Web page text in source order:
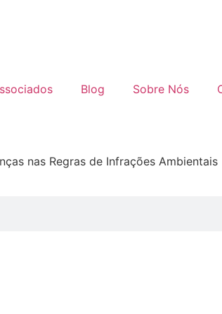
Blog Sobre Nós
nas Regras de Infrações Ambientais